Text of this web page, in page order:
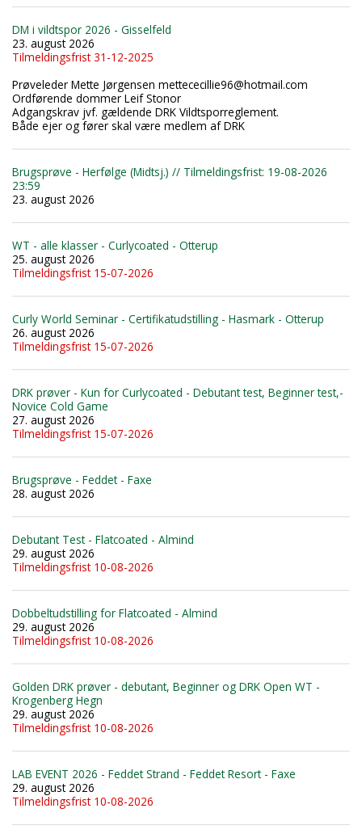
DM i vildtspor 2026 - Gisselfeld
23. august 2026
Tilmeldingsfrist 31-12-2025
Prøveleder Mette Jørgensen mettececillie96@hotmail.com
Ordførende dommer Leif Stonor
Adgangskrav jvf. gældende DRK Vildtsporreglement.
Både ejer og fører skal være medlem af DRK
Brugsprøve - Herfølge (Midtsj.) // Tilmeldingsfrist: 19-08-2026
23:59
23. august 2026
WT - alle klasser - Curlycoated - Otterup
25. august 2026
Tilmeldingsfrist 15-07-2026
Curly World Seminar - Certifikatudstilling - Hasmark - Otterup
26. august 2026
Tilmeldingsfrist 15-07-2026
DRK prøver - Kun for Curlycoated - Debutant test, Beginner test,-
Novice Cold Game
27. august 2026
Tilmeldingsfrist 15-07-2026
Brugsprøve - Feddet - Faxe
28. august 2026
Debutant Test - Flatcoated - Almind
29. august 2026
Tilmeldingsfrist 10-08-2026
Dobbeltudstilling for Flatcoated - Almind
29. august 2026
Tilmeldingsfrist 10-08-2026
Golden DRK prøver - debutant, Beginner og DRK Open WT -
Krogenberg Hegn
29. august 2026
Tilmeldingsfrist 10-08-2026
LAB EVENT 2026 - Feddet Strand - Feddet Resort - Faxe
29. august 2026
Tilmeldingsfrist 10-08-2026